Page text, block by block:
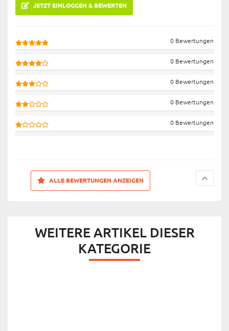
JETZT EINLOGGEN & BEWERTEN
0 Bewertungen
0 Bewertungen
0 Bewertungen
0 Bewertungen
0 Bewertungen
ALLE BEWERTUNGEN ANZEIGEN
WEITERE ARTIKEL DIESER
KATEGORIE